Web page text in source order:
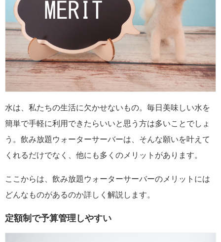
水は、私たちの生活に欠かせないもの。毎日美味しい水を
簡単で手軽に利用できたらいいと思う方は多いことでしょ
う。飲み放題ウォーターサーバーは、そんな願いを叶えて
くれるだけでなく、他にも多くのメリットがあります。
ここからは、飲み放題ウォーターサーバーのメリットには
どんなものがあるのか詳しく解説します。
定額制で予算管理しやすい